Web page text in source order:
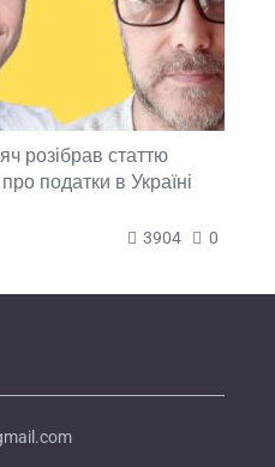
розібрав статтю
податки в Україні
3904 0